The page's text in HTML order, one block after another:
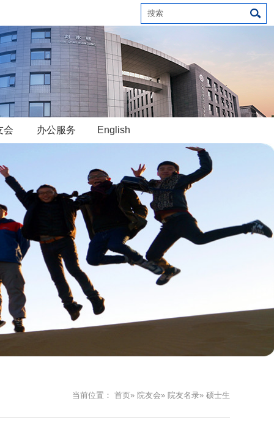
会 办公服务 English
当前位置： 首页» 院友会» 院友名录» 硕士生